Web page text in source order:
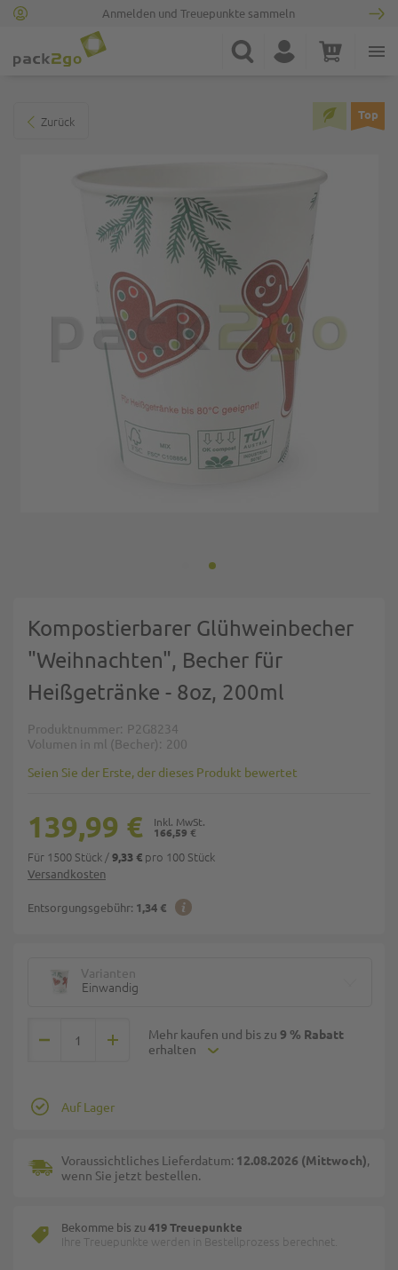
Anmelden und Treuepunkte sammeln
Suche Konto Warenkorb
Zurück Top
Kompostierbarer Glühweinbecher
"Weihnachten", Becher für
Heißgetränke - 8oz, 200ml
Produktnummer P2G8234
Volumen in ml (Becher)
200
Seien Sie der Erste, der dieses Produkt bewertet
Versandkosten
Entsorgungsgebühr: 1,34 €
166,59 €
139,99 €
Für 1500 Stück /9,33 € pro 100 Stück
Varianten
Einwandig
Mehr kaufen und bis zu 9 % Rabatt
erhalten
Auf Lager
Voraussichtliches Lieferdatum: 12.08.2026 (Mittwoch),
wenn Sie jetzt bestellen.
Bekomme bis zu 419 Treuepunkte
Ihre Treuepunkte werden in Bestellprozess berechnet.